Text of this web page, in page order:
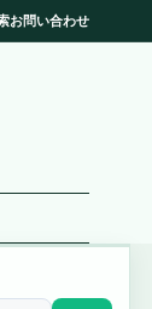
お問い合わせ